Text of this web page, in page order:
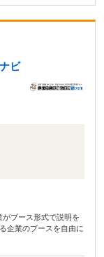
ビ
ブース形式で説明を
企業のブースを自由に